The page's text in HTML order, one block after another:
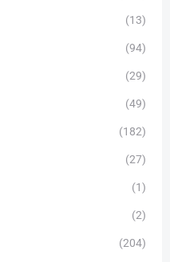
(13)
(94)
(29)
(49)
(182)
(27)
(1)
(2)
(204)